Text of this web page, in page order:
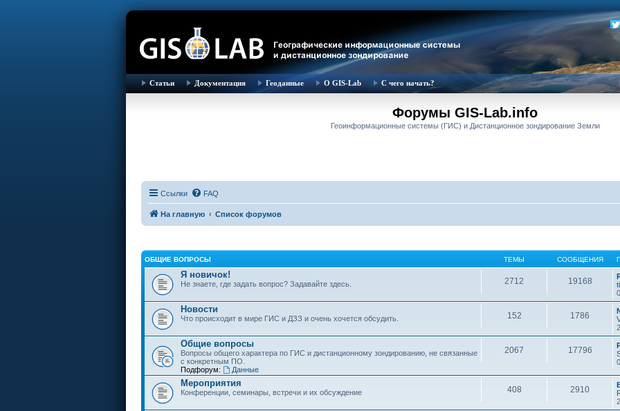
Статьи Документация Геоданные О GIS-Lab С чего начать?
Форумы GIS-Lab.info
Геоинформационные системы (ГИС) и Дистанционное зондирование Земли
Ссылки FAQ
На главную Список форумов
ОБЩИЕ ВОПРОСЫ ТЕМЫ СООБЩЕНИЯ
Я новичок!
Не знаете, где задать вопрос? Задавайте здесь. 2712 19168
Новости
Что происходит в мире ГИС и ДЗЗ и очень хочется обсудить. 152 1786
Общие вопросы
Вопросы общего характера по ГИС и дистанционному зондированию, не связанные
с конкретным ПО.
Подфорум:
Данные
2067 17796
Мероприятия
Конференции, семинары, встречи и их обсуждение 408 2910